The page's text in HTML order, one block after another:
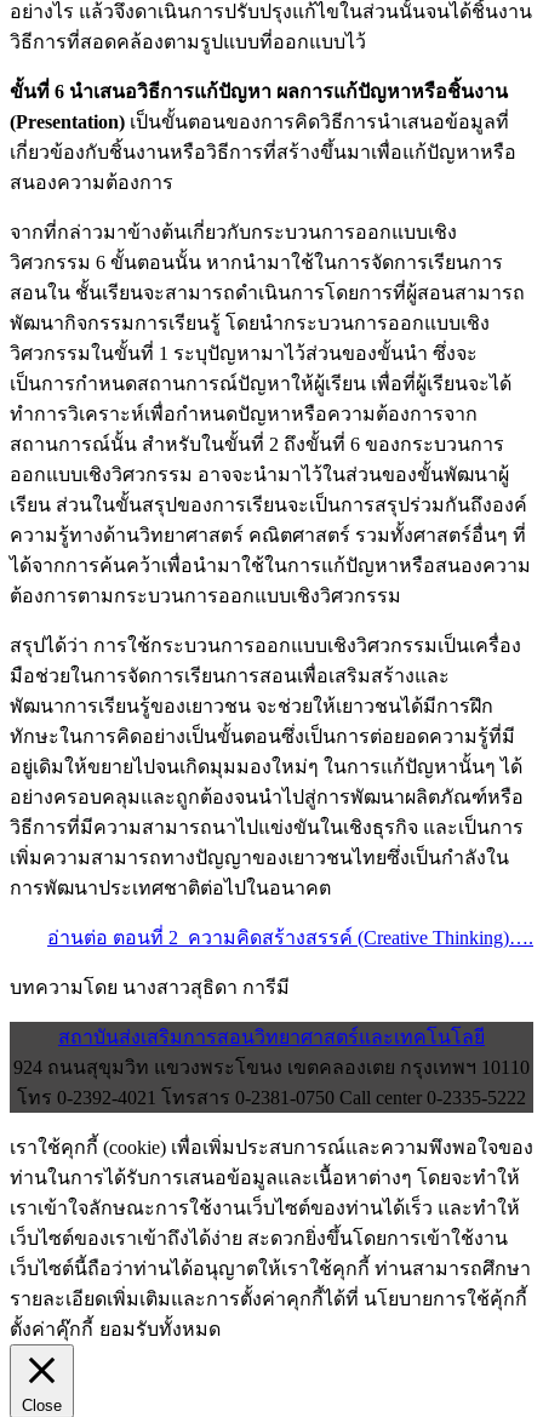
อย่างไร แล้วจึงดาเนินการปรับปรุงแก้ไขในส่วนนั้นจนได้ชิ้นงาน
วิธีการที่สอดคล้องตามรูปแบบที่ออกแบบไว้
ขั้นที่ 6 นำเสนอวิธีการแก้ปัญหา ผลการแก้ปัญหาหรือชิ้นงาน
(Presentation) เป็นขั้นตอนของการคิดวิธีการนำเสนอข้อมูลที่
เกี่ยวข้องกับชิ้นงานหรือวิธีการที่สร้างขึ้นมาเพื่อแก้ปัญหาหรือ
สนองความต้องการ
จากที่กล่าวมาข้างต้นเกี่ยวกับกระบวนการออกแบบเชิง
วิศวกรรม 6 ขั้นตอนนั้น หากนำมาใช้ในการจัดการเรียนการ
สอนใน ชั้นเรียนจะสามารถดำเนินการโดยการที่ผู้สอนสามารถ
พัฒนากิจกรรมการเรียนรู้ โดยนำกระบวนการออกแบบเชิง
วิศวกรรมในขั้นที่ 1 ระบุปัญหามาไว้ส่วนของขั้นนำ ซึ่งจะ
เป็นการกำหนดสถานการณ์ปัญหาให้ผู้เรียน เพื่อที่ผู้เรียนจะได้
ทำการวิเคราะห์เพื่อกำหนดปัญหาหรือความต้องการจาก
สถานการณ์นั้น สำหรับในขั้นที่ 2 ถึงขั้นที่ 6 ของกระบวนการ
ออกแบบเชิงวิศวกรรม อาจจะนำมาไว้ในส่วนของขั้นพัฒนาผู้
เรียน ส่วนในขั้นสรุปของการเรียนจะเป็นการสรุปร่วมกันถึงองค์
ความรู้ทางด้านวิทยาศาสตร์ คณิตศาสตร์ รวมทั้งศาสตร์อื่นๆ ที่
ได้จากการค้นคว้าเพื่อนำมาใช้ในการแก้ปัญหาหรือสนองความ
ต้องการตามกระบวนการออกแบบเชิงวิศวกรรม
สรุปได้ว่า การใช้กระบวนการออกแบบเชิงวิศวกรรมเป็นเครื่อง
มือช่วยในการจัดการเรียนการสอนเพื่อเสริมสร้างและ
พัฒนาการเรียนรู้ของเยาวชน จะช่วยให้เยาวชนได้มีการฝึก
ทักษะในการคิดอย่างเป็นขั้นตอนซึ่งเป็นการต่อยอดความรู้ที่มี
อยู่เดิมให้ขยายไปจนเกิดมุมมองใหม่ๆ ในการแก้ปัญหานั้นๆ ได้
อย่างครอบคลุมและถูกต้องจนนำไปสู่การพัฒนาผลิตภัณฑ์หรือ
วิธีการที่มีความสามารถนาไปแข่งขันในเชิงธุรกิจ และเป็นการ
เพิ่มความสามารถทางปัญญาของเยาวชนไทยซึ่งเป็นกำลังใน
การพัฒนาประเทศชาติต่อไปในอนาคต
อ่านต่อ ตอนที่ 2 ความคิดสร้างสรรค์ (Creative Thinking)….
บทความโดย นางสาวสุธิดา การีมี
สถาบันส่งเสริมการสอนวิทยาศาสตร์และเทคโนโลยี
924 ถนนสุขุมวิท แขวงพระโขนง เขตคลองเตย กรุงเทพฯ 10110
โทร 0-2392-4021 โทรสาร 0-2381-0750 Call center 0-2335-5222
เราใช้คุกกี้ (cookie) เพื่อเพิ่มประสบการณ์และความพึงพอใจของ
ท่านในการได้รับการเสนอข้อมูลและเนื้อหาต่างๆ โดยจะทำให้
เราเข้าใจลักษณะการใช้งานเว็บไซต์ของท่านได้เร็ว และทำให้
เว็บไซต์ของเราเข้าถึงได้ง่าย สะดวกยิ่งขึ้นโดยการเข้าใช้งาน
เว็บไซต์นี้ถือว่าท่านได้อนุญาตให้เราใช้คุกกี้ ท่านสามารถศึกษา
รายละเอียดเพิ่มเติมและการตั้งค่าคุกกี้ได้ที่ นโยบายการใช้คุ้กกี้
ตั้งค่าคุ๊กกี้ ยอมรับทั้งหมด
Close